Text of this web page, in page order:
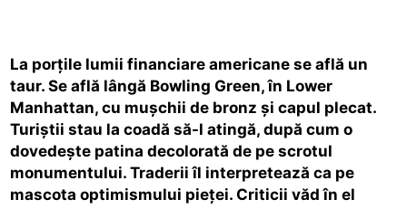
La porțile lumii financiare americane se află un
taur. Se află lângă Bowling Green, în Lower
Manhattan, cu mușchii de bronz și capul plecat.
Turiștii stau la coadă să-l atingă, după cum o
dovedește patina decolorată de pe scrotul
monumentului. Traderii îl interpretează ca pe
mascota optimismului pieței. Criticii văd în el